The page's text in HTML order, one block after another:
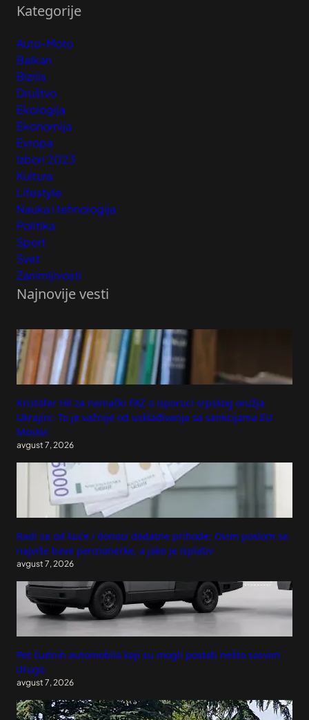
Kategorije
Auto-Moto
Balkan
Biznis
Društvo
Ekologija
Ekonomija
Evropa
Izbori 2023
Kultura
Lifestyle
Nauka i tehnologija
Politika
Sport
Svet
Zanimljivosti
Najnovije vesti
Kristofer Hil za nemački FAZ o isporuci srpskog oružja
Ukrajini: To je važnije od usklađivanja sa sankcijama EU
Moskvi
avgust 7, 2026
Radi se od kuće i donosi dodatne prihode: Ovim poslom se
najviše bave penzionerke, a jako je isplativ
avgust 7, 2026
Pet čudnih automobila koji su mogli postati nešto sasvim
drugo
avgust 7, 2026